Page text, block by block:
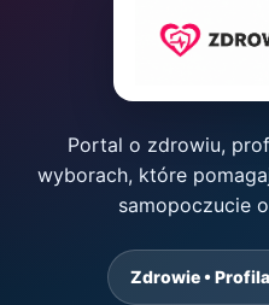
Portal o zdrowiu,
wyborach, które
samopoczucie
Zdrowie •